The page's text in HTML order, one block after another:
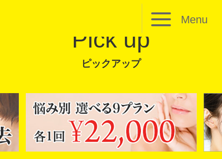
Menu
Pick up
ピックアップ